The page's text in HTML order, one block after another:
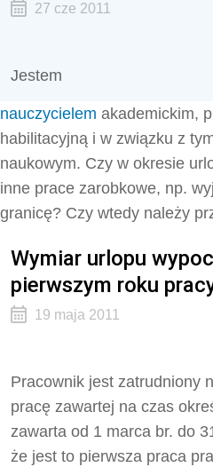
27 cze 2011
Jestem
nauczycielem akademickim,
habilitacyjną i w związku z
naukowym. Czy w okresie
inne prace zarobkowe, np.
granicę? Czy wtedy należy
Wymiar urlopu
pierwszym roku
19 maja 2011
Pracownik jest zatrudniony
pracę zawartej na czas
zawarta od 1 marca br. do
że jest to pierwsza praca